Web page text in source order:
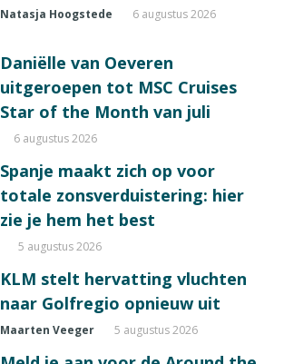
Natasja Hoogstede 6 augustus 2026
Daniëlle van Oeveren
uitgeroepen tot MSC Cruises
Star of the Month van juli
6 augustus 2026
Spanje maakt zich op voor
totale zonsverduistering: hier
zie je hem het best
5 augustus 2026
KLM stelt hervatting vluchten
naar Golfregio opnieuw uit
Maarten Veeger 5 augustus 2026